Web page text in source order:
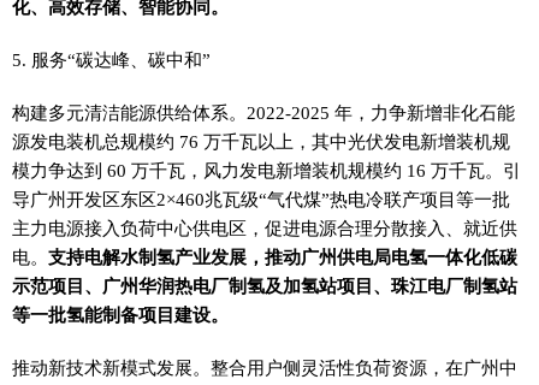
化、高效存储、智能协同。
5. 服务“碳达峰、碳中和”
构建多元清洁能源供给体系。2022-2025 年，力争新增非化石能
源发电装机总规模约 76 万千瓦以上，其中光伏发电新增装机规
模力争达到 60 万千瓦，风力发电新增装机规模约 16 万千瓦。引
导广州开发区东区2×460兆瓦级“气代煤”热电冷联产项目等一批
主力电源接入负荷中心供电区，促进电源合理分散接入、就近供
电。 支持电解水制氢产业发展，推动广州供电局电氢一体化低碳
示范项目、广州华润热电厂制氢及加氢站项目、珠江电厂制氢站
等一批氢能制备项目建设。
推动新技术新模式发展。整合用户侧灵活性负荷资源，在广州中